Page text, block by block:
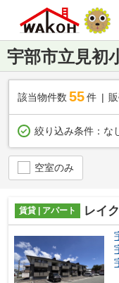
宇部市立見初
該当物件数 55件
絞り込み条件： な
空室のみ
賃貸 | アパート レイ